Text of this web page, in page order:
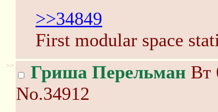
>>34849
First modular space
>> Гриша Перельман Вт
No.34912